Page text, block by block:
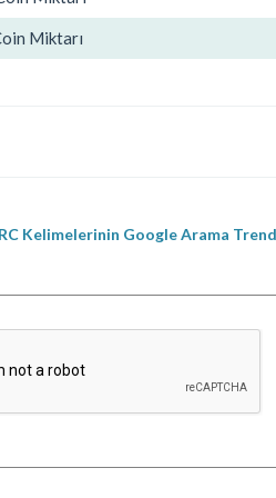
Miktarı
Kelimelerinin Google Arama